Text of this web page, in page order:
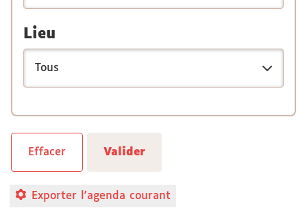
Lieu
Exporter l'agenda courant